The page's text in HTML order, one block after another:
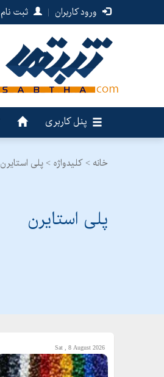
ورود کاربران | ثبت نام
پنل کاربری
خانه > کلیدواژه > پلی استایرن
پلی استایرن
Sat , 8 August 2026